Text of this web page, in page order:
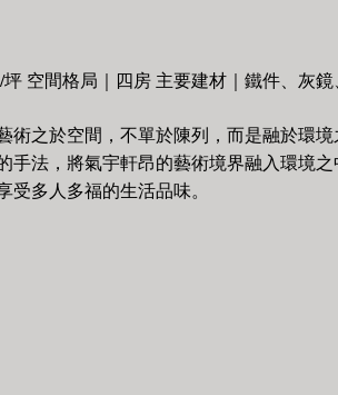
空間格局｜四房 主要建材｜鐵件、灰
術之於空間，不單於陳列，而是融於環
手法，將氣宇軒昂的藝術境界融入環境
多人多福的生活品味。